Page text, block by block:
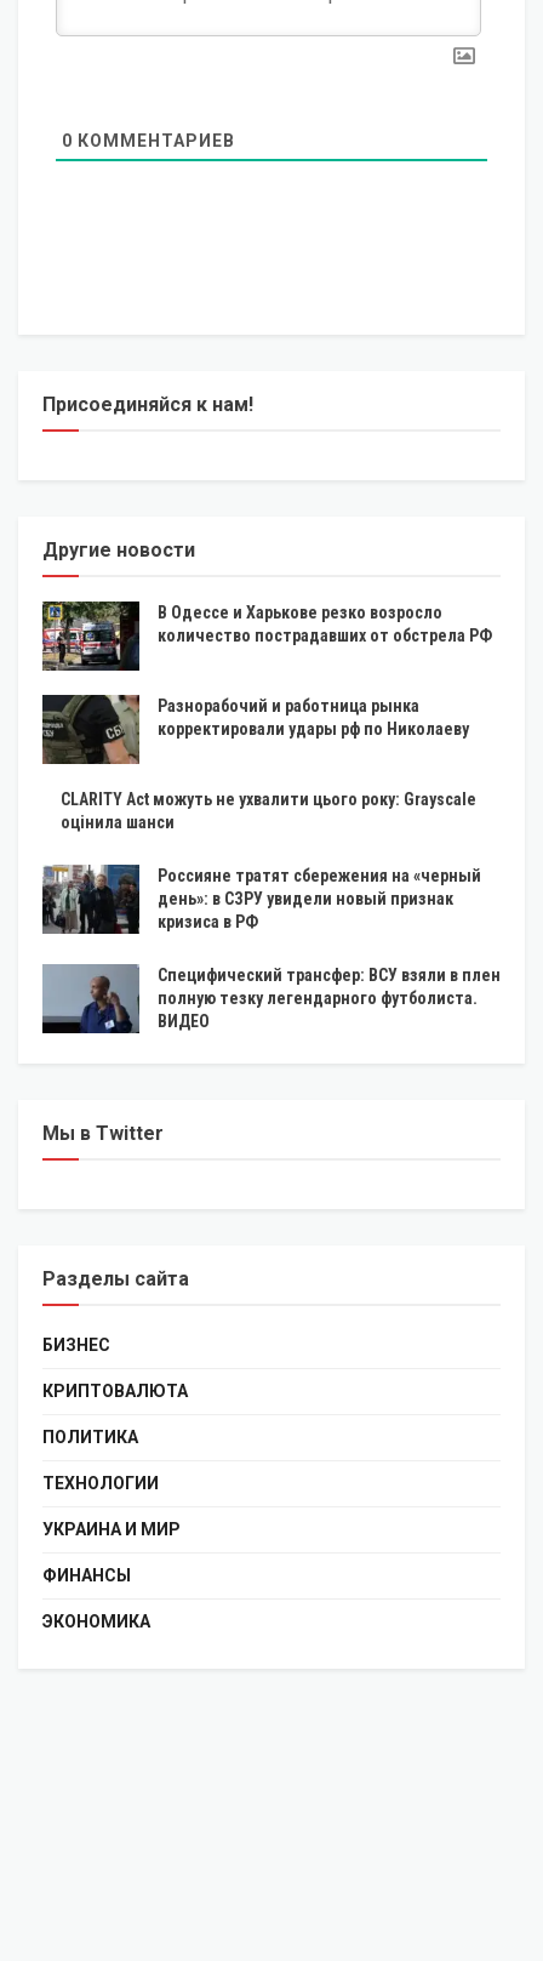
0 КОММЕНТАРИЕВ
Присоединяйся к нам!
Другие новости
В Одессе и Харькове резко возросло
количество пострадавших от обстрела РФ
Разнорабочий и работница рынка
корректировали удары рф по Николаеву
CLARITY Act можуть не ухвалити цього року: Grayscale
оцінила шанси
Россияне тратят сбережения на «черный
день»: в СЗРУ увидели новый признак
кризиса в РФ
Специфический трансфер: ВСУ взяли в плен
полную тезку легендарного футболиста.
ВИДЕО
Мы в Twitter
Разделы сайта
БИЗНЕС
КРИПТОВАЛЮТА
ПОЛИТИКА
ТЕХНОЛОГИИ
УКРАИНА И МИР
ФИНАНСЫ
ЭКОНОМИКА